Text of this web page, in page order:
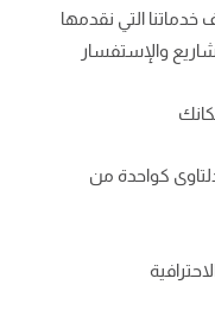
خدماتنا التي نقدمها
والإستفسار
كواحدة من